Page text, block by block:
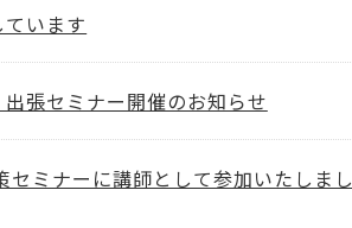
います
張セミナー開催のお知らせ
セミナーに講師として参加いたしまし